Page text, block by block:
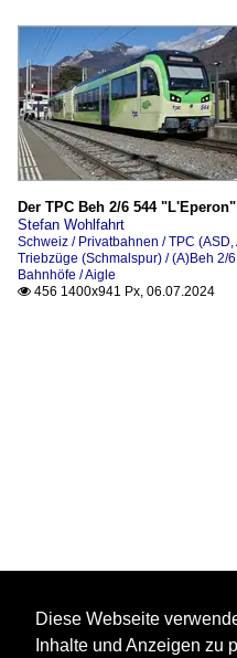
Der TPC Beh 2/6 544
Stefan Wohlfahrt
Schweiz / Privatbahnen / TPC (ASD,
Triebzüge (Schmalspur) / (A)Beh 2/
Bahnhöfe / Aigle
 456 1400x941 Px, 06.07.2024
Diese Webseite
Inhalte und Anzeigen zu